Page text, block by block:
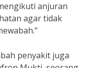
anjuran
agar tidak
penyakit juga